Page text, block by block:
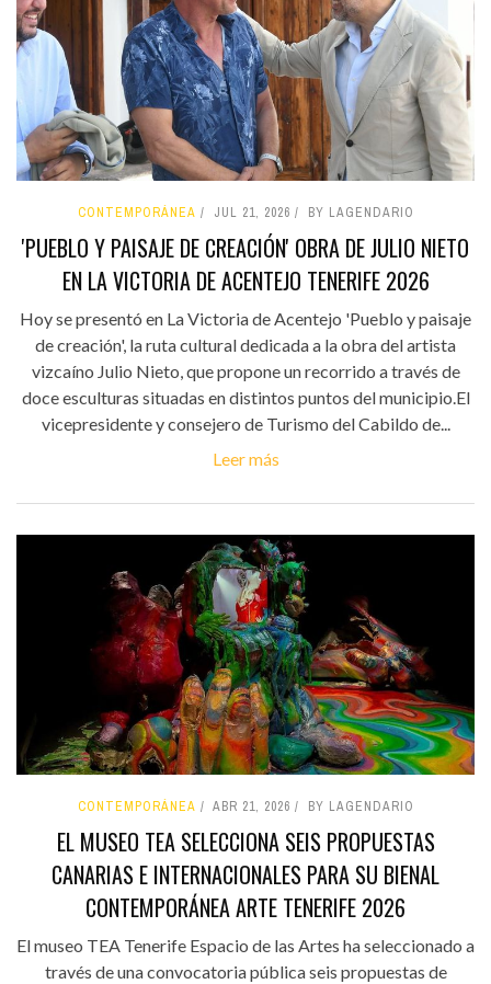
CONTEMPORÁNEA JUL 21, 2026 BY LAGENDARIO
'PUEBLO Y PAISAJE DE CREACIÓN' OBRA DE JULIO NIETO
EN LA VICTORIA DE ACENTEJO TENERIFE 2026
Hoy se presentó en La Victoria de Acentejo 'Pueblo y paisaje
de creación', la ruta cultural dedicada a la obra del artista
vizcaíno Julio Nieto, que propone un recorrido a través de
doce esculturas situadas en distintos puntos del municipio.El
vicepresidente y consejero de Turismo del Cabildo de...
Leer más
CONTEMPORÁNEA ABR 21, 2026 BY LAGENDARIO
EL MUSEO TEA SELECCIONA SEIS PROPUESTAS
CANARIAS E INTERNACIONALES PARA SU BIENAL
CONTEMPORÁNEA ARTE TENERIFE 2026
El museo TEA Tenerife Espacio de las Artes ha seleccionado a
través de una convocatoria pública seis propuestas de